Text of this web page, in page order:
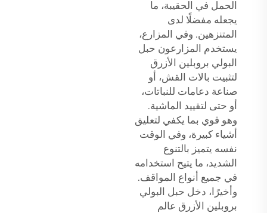
الحمل في الحقيبة، ما
يجعله مفضلًا لدى
المتنزهين. وفي المزارع،
يستخدم المزارعون حبل
البولي بروبلين الأزرق
لتثبيت بالات القش، أو
صناعة دعامات للنباتات،
أو حتى لتقييد الماشية.
وهو قوي بما يكفي لتعليق
أشياء كبيرة، وفي الوقت
نفسه يتميز بالتنوع
الشديد، ما يتيح استخدامه
في جميع أنواع المواقف.
وأخيرًا، دخل حبل البولي
بروبلين الأزرق عالم